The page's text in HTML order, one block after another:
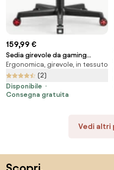
159,99 €
Sedia girevole da gaming
Diablo X-Starter nera e rossa
Ergonomica, girevole, in tessuto
(2)
Disponibile
Consegna gratuita
Vedi